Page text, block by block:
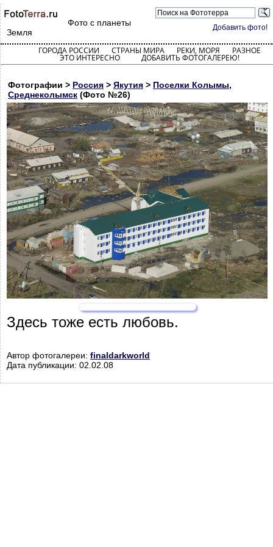
Добавить фото!
Фото с планеты
Земля
ГОРОДА РОССИИ СТРАНЫ МИРА РЕКИ, МОРЯ РАЗНОЕ
ЭТО ИНТЕРЕСНО ДОБАВИТЬ ФОТОГАЛЕРЕЮ!
Фотографии > Россия > Якутия > Поселки Колымы,
Среднеколымск (Фото №26)
Здесь тоже есть любовь.
Автор фотогалереи: finaldarkworld
Дата публикации: 02.02.08